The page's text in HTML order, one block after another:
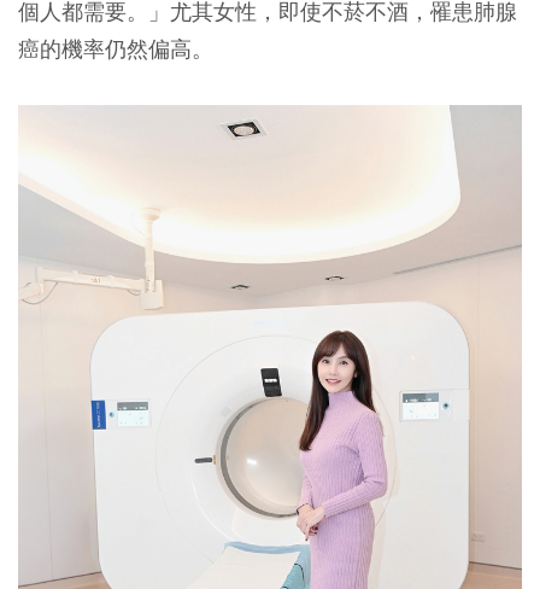
個人都需要。」尤其女性，即使不菸不酒，罹患肺腺
癌的機率仍然偏高。